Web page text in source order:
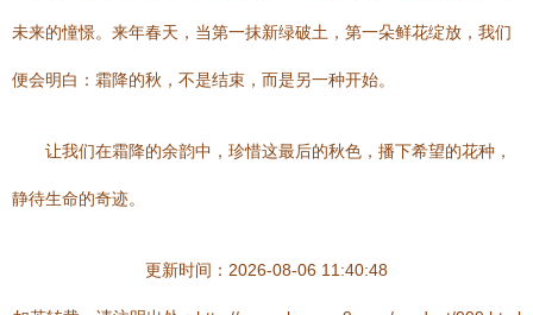
未来的憧憬。来年春天，当第一抹新绿破土，第一朵鲜花绽放，我们
便会明白：霜降的秋，不是结束，而是另一种开始。
让我们在霜降的余韵中，珍惜这最后的秋色，播下希望的花种，
静待生命的奇迹。
更新时间：2026-08-06 11:40:48